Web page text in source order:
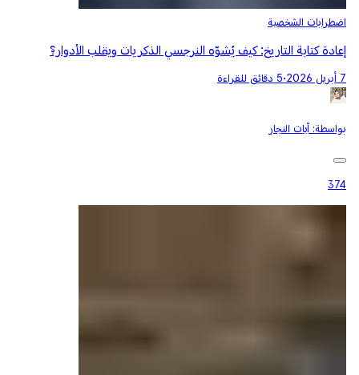
اضطرابات الشخصية
إعادة كتابة التاريخ: كيف يُشوّه النرجسي الذكريات ويقلب الأدوار؟
7 أبريل 2026 •5 دقائق للقراءة
بواسطة: آيات النجار
374